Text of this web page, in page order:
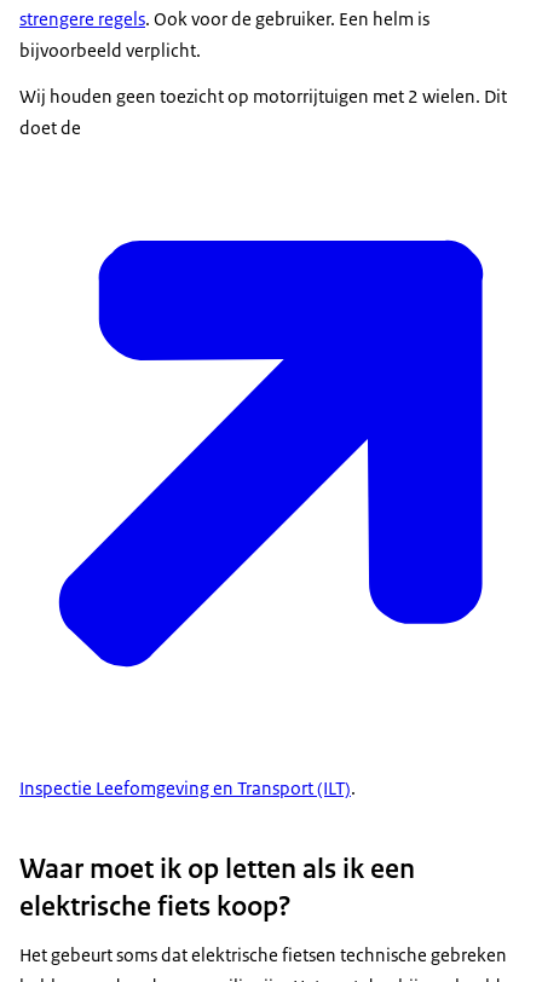
strengere regels. Ook voor de gebruiker. Een helm is
bijvoorbeeld verplicht.
Wij houden geen toezicht op motorrijtuigen met 2 wielen. Dit
doet de
Inspectie Leefomgeving en Transport (ILT).
Waar moet ik op letten als ik een
elektrische fiets koop?
Het gebeurt soms dat elektrische fietsen technische gebreken